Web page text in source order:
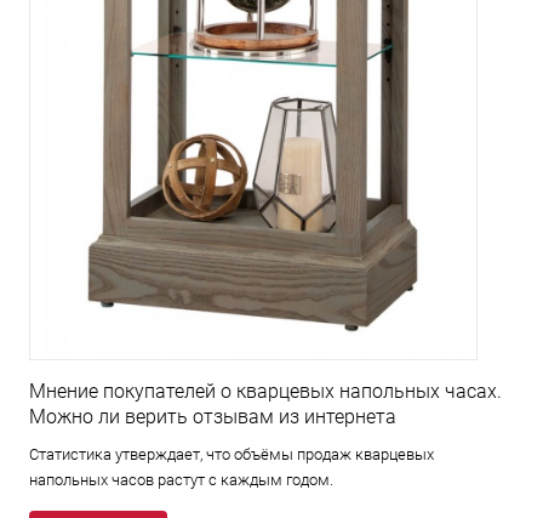
Мнение покупателей о кварцевых напольных часах.
Можно ли верить отзывам из интернета
Статистика утверждает, что объёмы продаж кварцевых
напольных часов растут с каждым годом.